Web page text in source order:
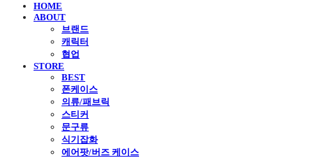
HOME
ABOUT
브랜드
캐릭터
협업
STORE
BEST
폰케이스
의류/패브릭
스티커
문구류
식기잡화
에어팟/버즈 케이스